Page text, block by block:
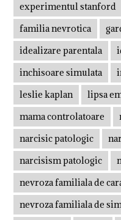
experimentul stanford
familia nevrotica
idealizare parentala
inchisoare simulata
leslie kaplan
lipsa
mama controlatoare
narcisic patologic
narcisism patologic
nevroza familiala de
nevroza familiala de